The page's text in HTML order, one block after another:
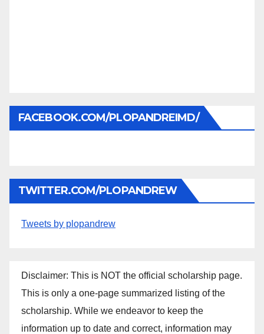
FACEBOOK.COM/PLOPANDREIMD/
TWITTER.COM/PLOPANDREW
Tweets by plopandrew
Disclaimer: This is NOT the official scholarship page.
This is only a one-page summarized listing of the
scholarship. While we endeavor to keep the
information up to date and correct, information may